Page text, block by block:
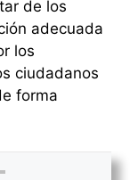
de los
adecuada
los
ciudadanos
forma